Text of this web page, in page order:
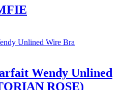
Wendy Unlined
ROSE)